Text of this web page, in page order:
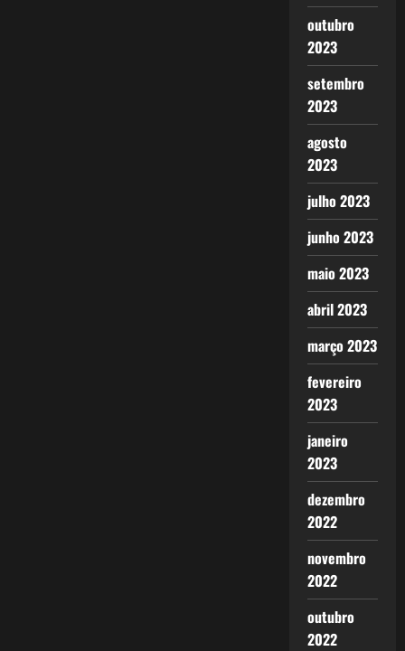
outubro
2023
setembro
2023
agosto
2023
julho 2023
junho 2023
maio 2023
abril 2023
março 2023
fevereiro
2023
janeiro
2023
dezembro
2022
novembro
2022
outubro
2022